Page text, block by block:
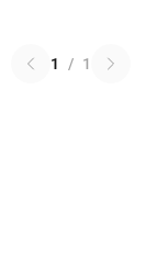
1 / 1